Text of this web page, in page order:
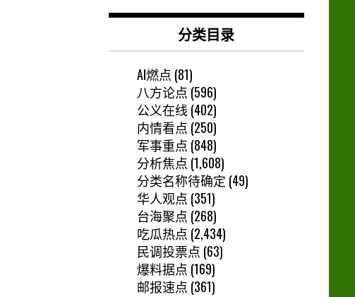
分类目录
AI燃点 (81)
八方论点 (596)
公义在线(402)
内情看点 (250)
军事重点 (848)
分析焦点 (1,608)
分类名称待确定 (49)
华人观点 (351)
台海聚点 (268)
吃瓜热点 (2,434)
民调投票点 (63)
爆料据点 (169)
邮报速点 (361)